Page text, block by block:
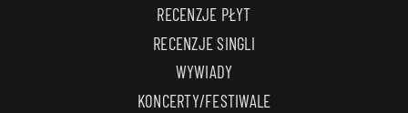
RECENZJE PŁYT
RECENZJE SINGLI
WYWIADY
KONCERTY/FESTIWALE